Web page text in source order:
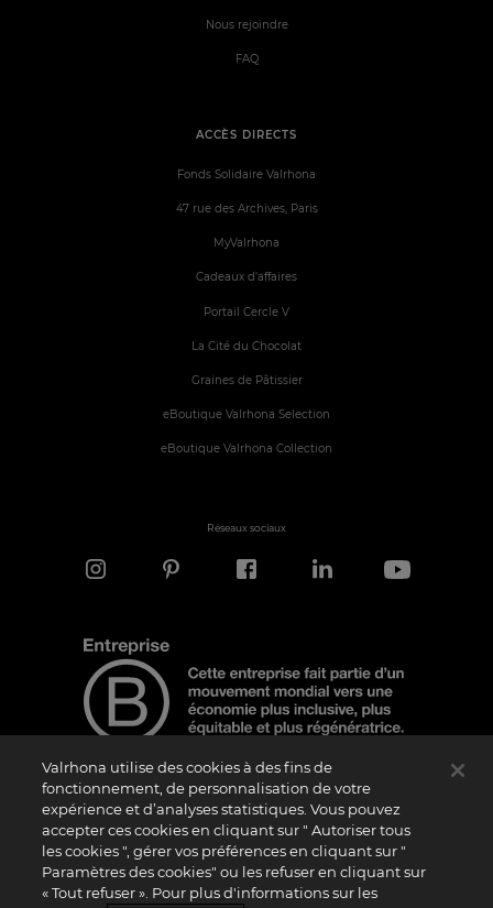
ACCÈS DIRECTS
Fonds Solidaire Valrhona
47 rue des Archives, Paris
MyValrhona
Cadeaux d'affaires
Portail Cercle V
La Cité du Chocolat
Graines de Pâtissier
eBoutique Valrhona Selection
eBoutique Valrhona Collection
Nous rejoindre
FAQ
Réseaux sociaux
Note d'information
Le logo “Certified B Corporation” est attribué par B Lab, une organisation privée à
but non lucratif, aux entreprises qui, comme la nôtre, ont réalisé avec succès le B
Impact Assessment (“BIA”) et répondent aux exigences de B Lab en matière de
performance sociale et environnementale, de responsabilité et de transparence. Il
est précisé que B Lab n’est pas un organisme d’évaluation de la conformité au sens
Valrhona utilise des cookies à des fins de
fonctionnement, de personnalisation de votre
expérience et d’analyses statistiques. Vous pouvez
accepter ces cookies en cliquant sur " Autoriser tous
les cookies ", gérer vos préférences en cliquant sur "
Paramètres des cookies" ou les refuser en cliquant sur
« Tout refuser ». Pour plus d'informations sur les